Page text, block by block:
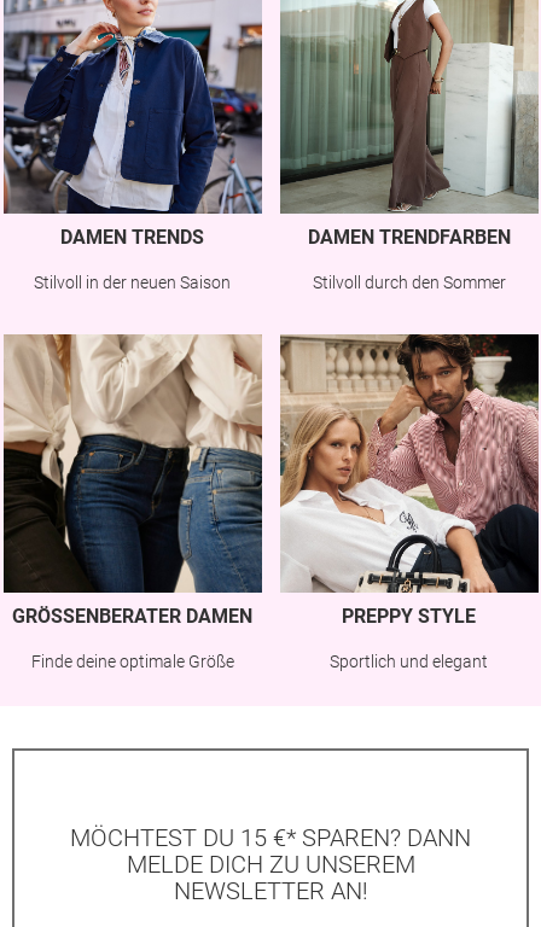
DAMEN TRENDS
Stilvoll in der neuen Saison
DAMEN TRENDFARBEN
Stilvoll durch den Sommer
GRÖSSENBERATER DAMEN
Finde deine optimale Größe
PREPPY STYLE
Sportlich und elegant
MÖCHTEST DU 15 €* SPAREN? DANN
MELDE DICH ZU UNSEREM
NEWSLETTER AN!